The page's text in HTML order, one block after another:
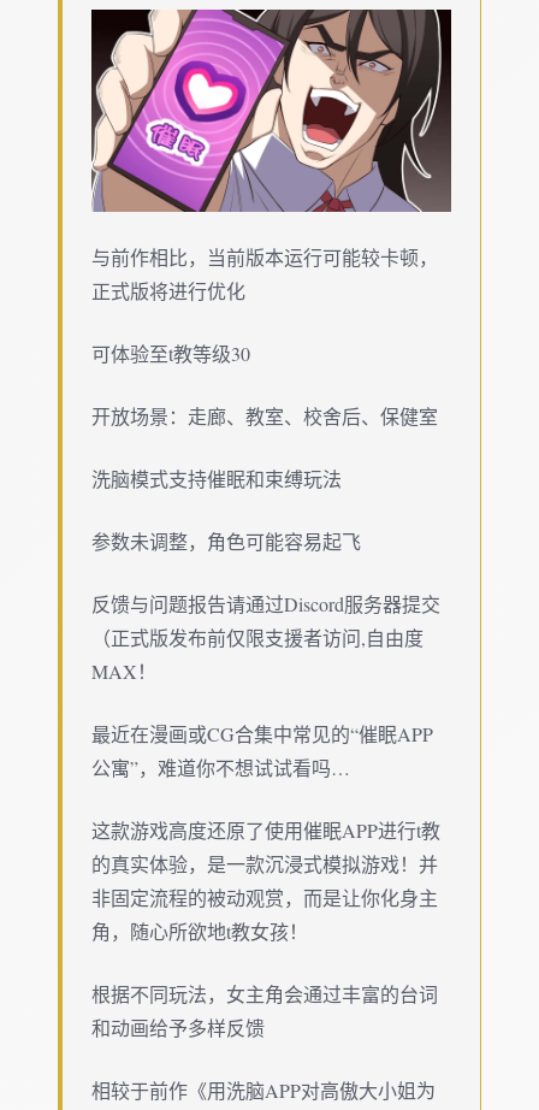
与前作相比，当前版本运行可能较卡顿，
正式版将进行优化
可体验至t教等级30
开放场景：走廊、教室、校舍后、保健室
洗脑模式支持催眠和束缚玩法
参数未调整，角色可能容易起飞
反馈与问题报告请通过Discord服务器提交
（正式版发布前仅限支援者访问,自由度
MAX！
最近在漫画或CG合集中常见的“催眠APP
公寓”，难道你不想试试看吗…
这款游戏高度还原了使用催眠APP进行t教
的真实体验，是一款沉浸式模拟游戏！并
非固定流程的被动观赏，而是让你化身主
角，随心所欲地t教女孩！
根据不同玩法，女主角会通过丰富的台词
和动画给予多样反馈
相较于前作《用洗脑APP对高傲大小姐为